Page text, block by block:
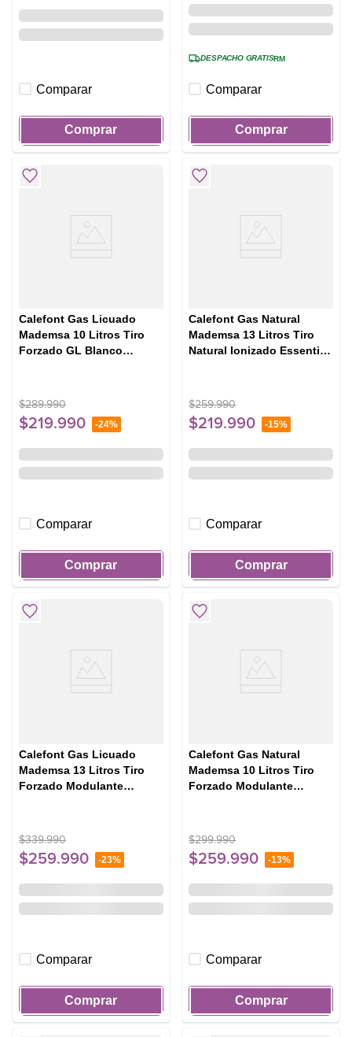
Comparar
Comprar
DESPACHO GRATISRM
Comparar
Comprar
Calefont Gas Licuado
Mademsa 10 Litros Tiro
Forzado GL Blanco
$289.990
$219.990 -24%
Comparar
Comprar
Calefont Gas Natural
Mademsa 13 Litros Tiro
Natural Ionizado Essential
$259.990
$219.990 -15%
Comparar
Comprar
Calefont Gas Licuado
Mademsa 13 Litros Tiro
Forzado Modulante
$339.990
$259.990 -23%
Comparar
Comprar
Calefont Gas Natural
Mademsa 10 Litros Tiro
Forzado Modulante
$299.990
$259.990 -13%
Comparar
Comprar